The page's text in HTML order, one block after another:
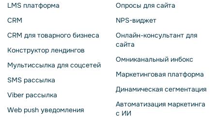
LMS платформа
CRM
CRM для товарного бизнеса
Конструктор лендингов
Мультиссылка для соцсетей
SMS рассылка
Viber рассылка
Web push уведомления
Опросы для сайта
NPS-виджет
Онлайн-консультант для
сайта
Омниканальный инбокс
Маркетинговая платформа
Динамическая сегментация
Автоматизация маркетинга
с ИИ